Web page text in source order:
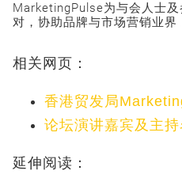
MarketingPulse为与会人士
对，协助品牌与市场营销业界
相关网页：
香港贸发局
论坛演讲嘉宾及主
延伸阅读：